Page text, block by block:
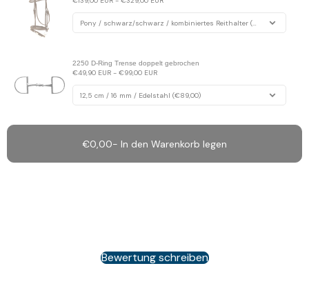
2250 D-Ring Trense doppelt gebrochen
€49,90 EUR - €99,00 EUR
€0,00- In den Warenkorb legen
Bewertung schreiben